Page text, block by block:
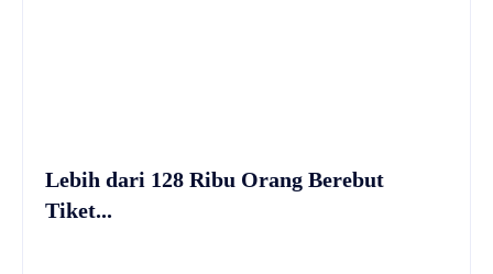
Lebih dari 128 Ribu Orang Berebut
Tiket...